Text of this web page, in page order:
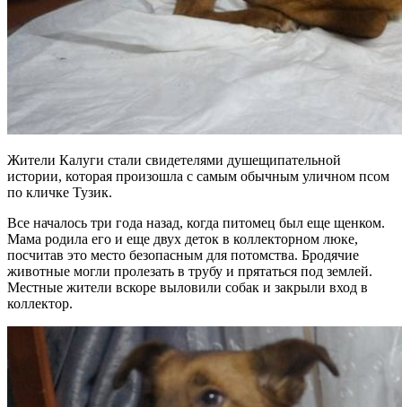
Жители Калуги стали свидетелями душещипательной
истории, которая произошла с самым обычным уличном псом
по кличке Тузик.
Все началось три года назад, когда питомец был еще щенком.
Мама родила его и еще двух деток в коллекторном люке,
посчитав это место безопасным для потомства. Бродячие
животные могли пролезать в трубу и прятаться под землей.
Местные жители вскоре выловили собак и закрыли вход в
коллектор.